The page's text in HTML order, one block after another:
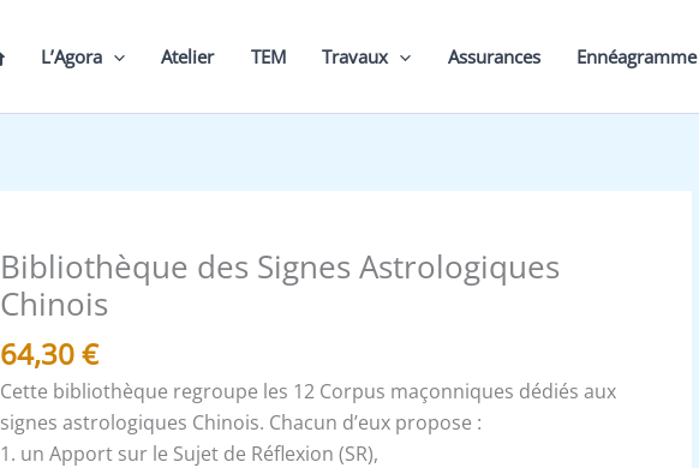
L’Agora Atelier TEM Travaux Assurances Ennéagramme
Bibliothèque des Signes Astrologiques
Chinois
64,30€
Cette bibliothèque regroupe les 12 Corpus maçonniques dédiés aux
signes astrologiques Chinois. Chacun d’eux propose :
1. un Apport sur le Sujet de Réflexion (SR),
quantité
de
des
Signes
Astrologiques
Chinois